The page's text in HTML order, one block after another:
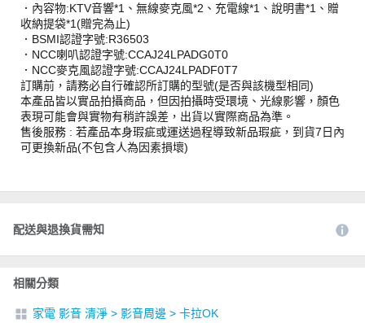
．內容物:KTV音響*1、無線麥克風*2、充電線*1、說明書*1、贈
收納提袋*1(贈完為止)
．BSMI認證字號:R36503
．NCC喇叭認證字號:CCAJ24LPADG0T0
．NCC麥克風認證字號:CCAJ24LPADF0T7
訂購前，請務必自行確認所訂購的型號(是否與該機型相同)
本產品皆以實品拍攝商品，但因拍攝時受環境、光線影響，顏色
表現可能會與實物有稍許誤差，出貨以實際商品為準。
售後服務 : 若產品本身瑕疵或運送過程導致新品瑕疵，到貨7日內
可更換新品(不包含人為因素損壞)
配送與退換貨需知
相關分類
家電 影音 清淨 > 影音周邊 > 卡拉OK